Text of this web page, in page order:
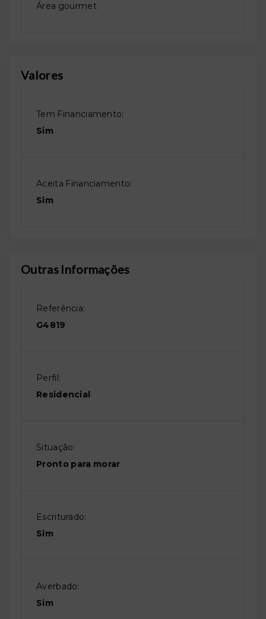
Área gourmet
Valores
Tem Financiamento:
Sim
Aceita Financiamento:
Sim
Outras Informações
Referência:
G4819
Perfil:
Residencial
Situação:
Pronto para morar
Escriturado:
Sim
Averbado:
Sim